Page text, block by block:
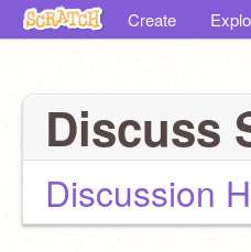
Create
Discuss
Discussion